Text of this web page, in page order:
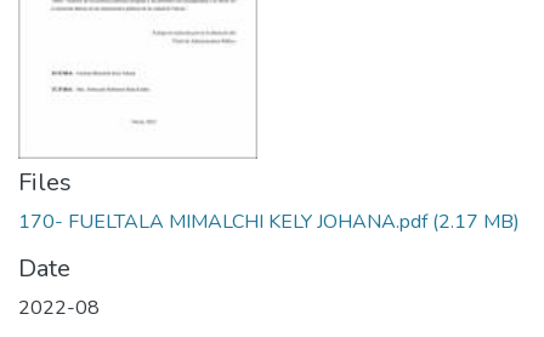
Files
170- FUELTALA MIMALCHI KELY JOHANA.pdf(2.17 MB)
Date
2022-08